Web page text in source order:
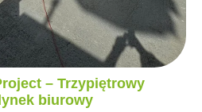
– Trzypiętrowy
biurowy